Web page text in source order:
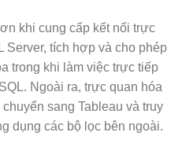
khi cung cấp kết nối trực
tích hợp và cho phép
trong khi làm việc trực tiếp
Ngoài ra, trực quan hóa
sang Tableau và truy
dụng các bộ lọc bên ngoài.